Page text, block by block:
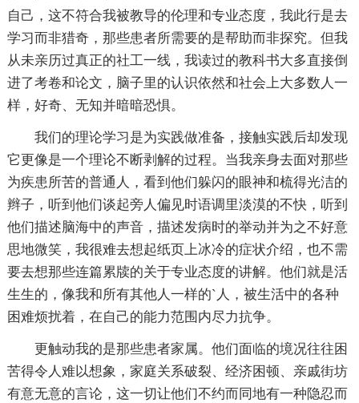
自己，这不符合我被教导的伦理和专业态度，我此行是去
学习而非猎奇，那些患者所需要的是帮助而非探究。但我
从未亲历过真正的社工一线，我读过的教科书大多直接倒
进了考卷和论文，脑子里的认识依然和社会上大多数人一
样，好奇、无知并暗暗恐惧。
我们的理论学习是为实践做准备，接触实践后却发现
它更像是一个理论不断剥解的过程。当我亲身去面对那些
为疾患所苦的普通人，看到他们躲闪的眼神和梳得光洁的
辫子，听到他们谈起旁人偏见时语调里淡漠的不快，听到
他们描述脑海中的声音，描述发病时的举动并为之不好意
思地微笑，我很难去想起纸页上冰冷的症状介绍，也不需
要去想那些连篇累牍的关于专业态度的讲解。他们就是活
生生的，像我和所有其他人一样的`人，被生活中的各种
困难烦扰着，在自己的能力范围内尽力抗争。
更触动我的是那些患者家属。他们面临的境况往往困
苦得令人难以想象，家庭关系破裂、经济困顿、亲戚街坊
有意无意的言论，这一切让他们不约而同地有一种隐忍而